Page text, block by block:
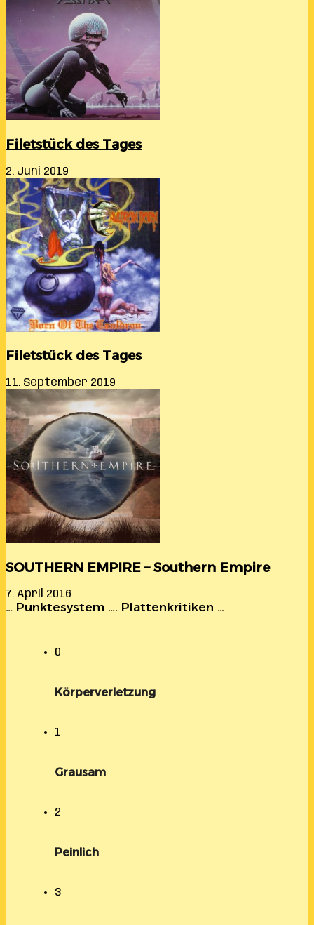
Filetstück des Tages
2. Juni 2019
Filetstück des Tages
11. September 2019
SOUTHERN EMPIRE – Southern Empire
7. April 2016
… Punktesystem …. Plattenkritiken …
0
Körperverletzung
1
Grausam
2
Peinlich
3